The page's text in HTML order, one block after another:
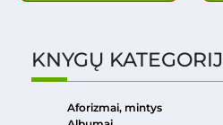
KNYGŲ
Aforizmai, mintys